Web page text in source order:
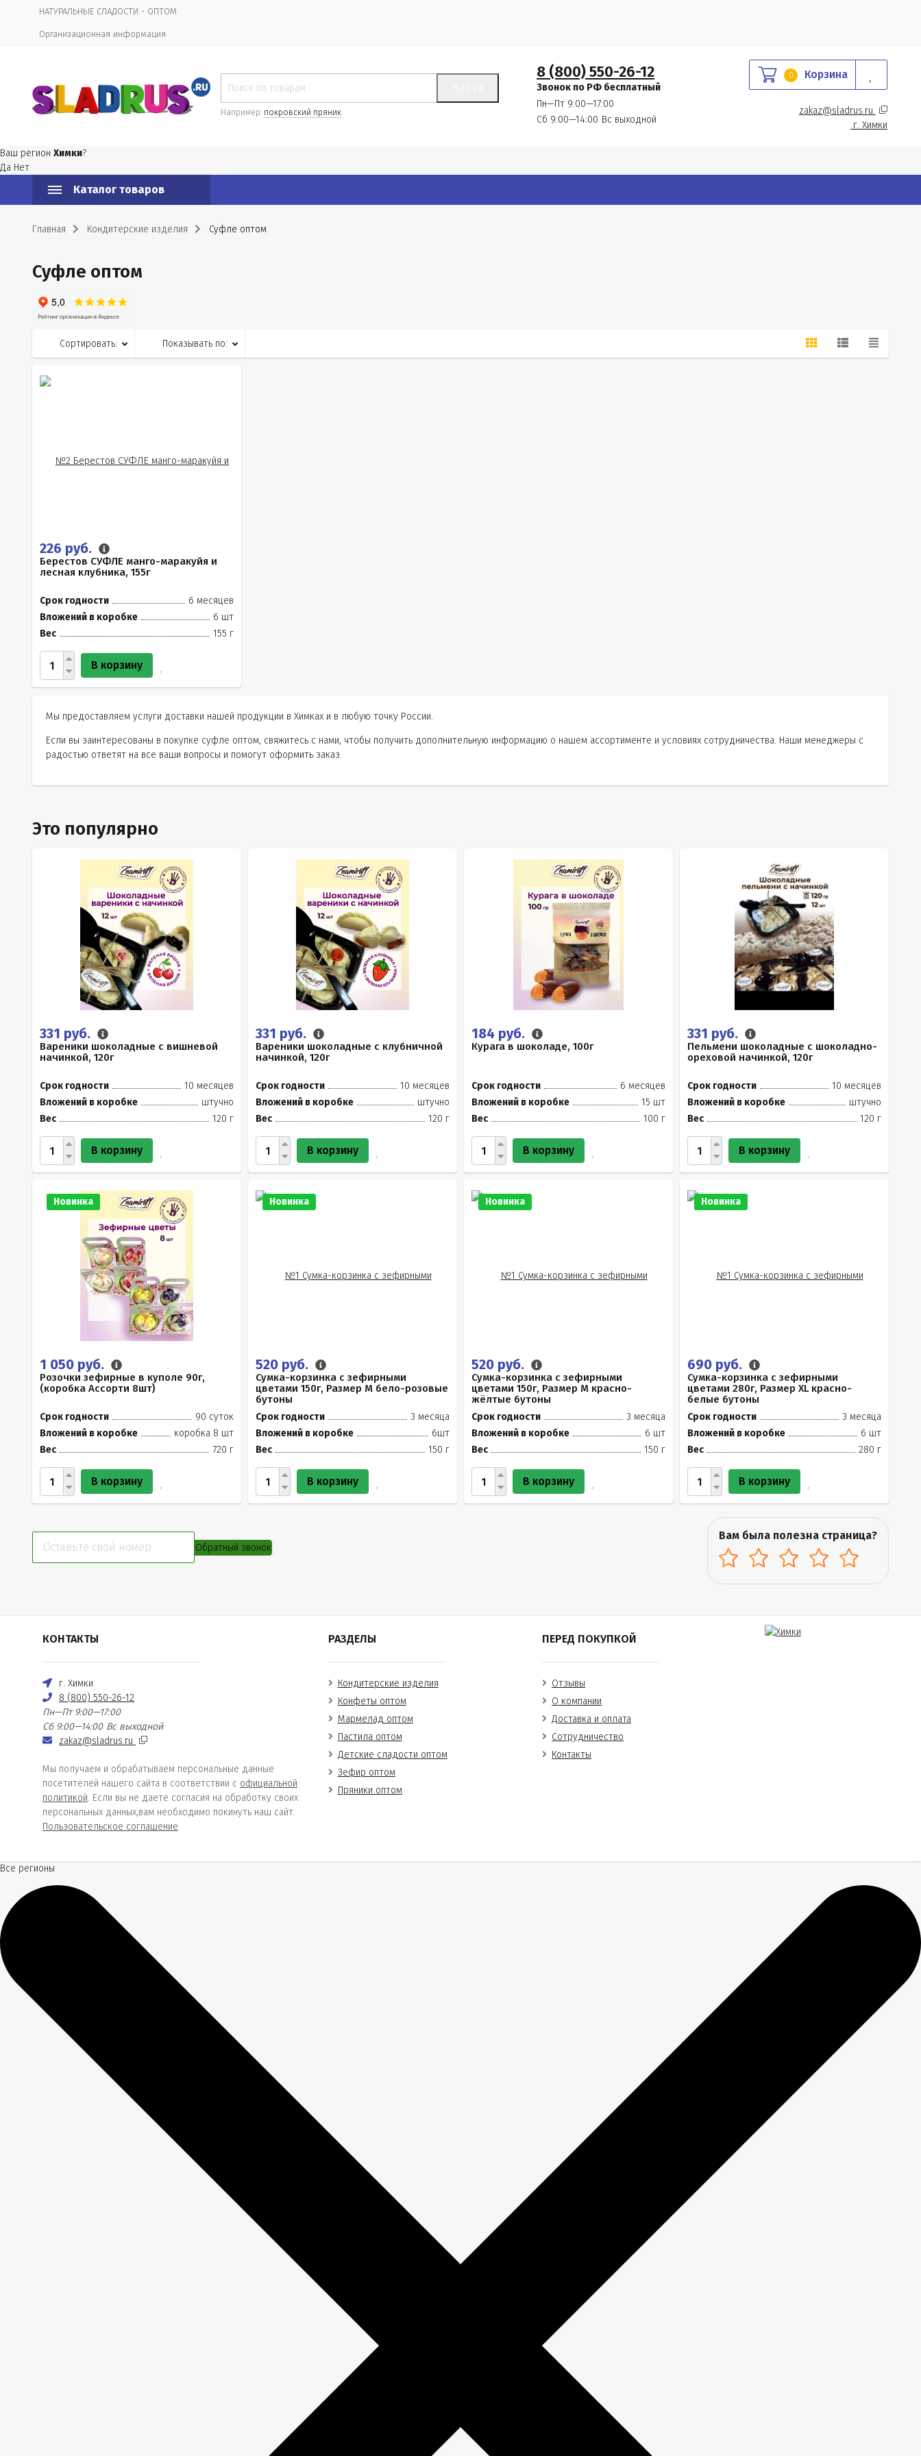
НАТУРАЛЬНЫЕ СЛАДОСТИ - ОПТОМ
Организационная информация
Например: покровский пряник
8 (800) 550-26-12
Звонок по РФ бесплатный
Пн—Пт 9:00—17:00
Сб 9:00—14:00 Вс выходной
0 Корзина
zakaz@sladrus.ru
г. Химки
Ваш регион Химки?
Да Нет
Каталог товаров
Главная Кондитерские изделия Суфле оптом
Суфле оптом
Сортировать: Показывать по:
226 руб.
Берестов СУФЛЕ манго-маракуйя и
лесная клубника, 155г
Срок годности
6 месяцев
Вложений в коробке
6 шт
Вес
155 г
В корзину
Мы предоставляем услуги доставки нашей продукции в Химках и в любую точку России.
Если вы заинтересованы в покупке суфле оптом, свяжитесь с нами, чтобы получить дополнительную информацию о нашем ассортименте и условиях сотрудничества. Наши менеджеры с
радостью ответят на все ваши вопросы и помогут оформить заказ.
Это популярно
331 руб.
Вареники шоколадные с вишневой
начинкой, 120г
Срок годности
10 месяцев
Вложений в коробке
штучно
Вес
120 г
В корзину
331 руб.
Вареники шоколадные с клубничной
начинкой, 120г
Срок годности
10 месяцев
Вложений в коробке
штучно
Вес
120 г
В корзину
184 руб.
Курага в шоколаде, 100г
Срок годности
6 месяцев
Вложений в коробке
15 шт
Вес
100 г
В корзину
331 руб.
Пельмени шоколадные с шоколадно-
ореховой начинкой, 120г
Срок годности
10 месяцев
Вложений в коробке
штучно
Вес
120 г
В корзину
Новинка
1 050 руб.
Розочки зефирные в куполе 90г,
(коробка Ассорти 8шт)
Срок годности
90 суток
Вложений в коробке
коробка 8 шт
Вес
720 г
В корзину
Новинка
520 руб.
Сумка-корзинка с зефирными
цветами 150г, Размер М бело-розовые
бутоны
Срок годности
3 месяца
Вложений в коробке
6шт
Вес
150 г
В корзину
Новинка
520 руб.
Сумка-корзинка с зефирными
цветами 150г, Размер М красно-
жёлтые бутоны
Срок годности
3 месяца
Вложений в коробке
6 шт
Вес
150 г
В корзину
Новинка
690 руб.
Сумка-корзинка с зефирными
цветами 280г, Размер XL красно-
белые бутоны
Срок годности
3 месяца
Вложений в коробке
6 шт
Вес
280 г
В корзину
Обратный звонок
Вам была полезна страница?
КОНТАКТЫ
г. Химки
8 (800) 550-26-12
Пн—Пт 9:00—17:00
Сб 9:00—14:00 Вс выходной
zakaz@sladrus.ru
Мы получаем и обрабатываем персональные данные
посетителей нашего сайта в соответствии с официальной
политикой. Если вы не даете согласия на обработку своих
персональных данных,вам необходимо покинуть наш сайт.
Пользовательское соглашение
РАЗДЕЛЫ
Кондитерские изделия
Конфеты оптом
Мармелад оптом
Пастила оптом
Детские сладости оптом
Зефир оптом
Пряники оптом
ПЕРЕД ПОКУПКОЙ
Отзывы
О компании
Доставка и оплата
Сотрудничество
Контакты
Все регионы